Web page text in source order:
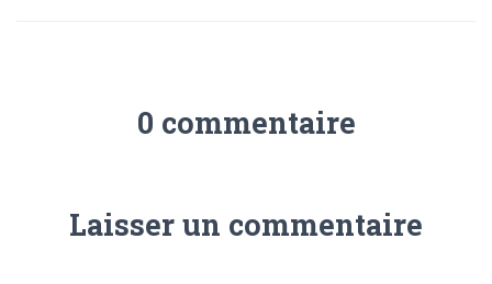
0 commentaire
Laisser un commentaire